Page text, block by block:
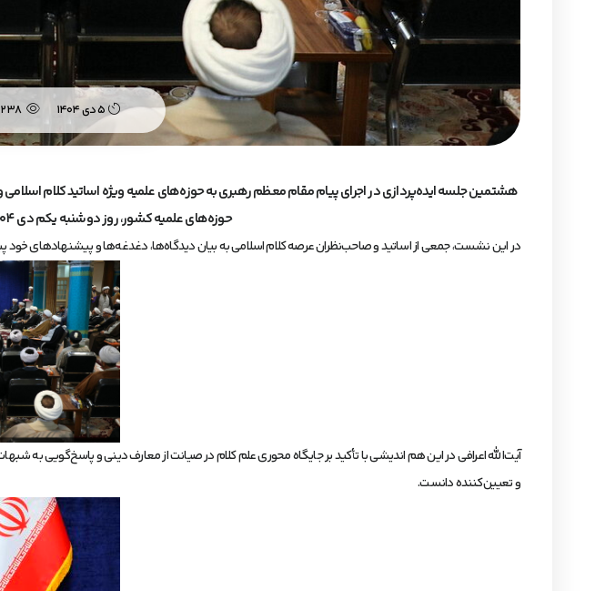
5 دی 1404 238 بازدید
هشتمین جلسه ایده‌پردازی در اجرای پیام مقام معظم رهبری به حوزه‌های علمیه ویژه اساتید کلام
حوزه‌های علمیه کشور، روز دوشنبه یکم دی ۱۴۰۴ از سوی معاونت آموزش حوزه های علمیه برگزار شد.
در این نشست، جمعی از اساتید و صاحب‌نظران عرصه کلام اسلامی به بیان دیدگاه‌ها، دغدغه‌ها و پیشنهادهای خود
آیت‌الله اعرافی در این هم اندیشی با تأکید بر جایگاه محوری علم کلام در صیانت از معارف دینی و پاسخ‌گویی
و تعیین‌کننده دانست.